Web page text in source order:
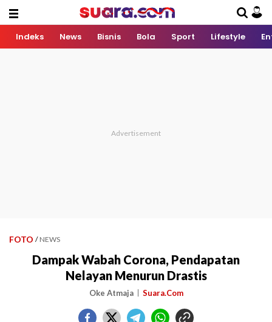
Indeks News Bisnis Bola Sport Lifestyle
FOTO / NEWS
Dampak Wabah Corona, Pendapatan
Nelayan Menurun Drastis
Oke Atmaja Suara.Com